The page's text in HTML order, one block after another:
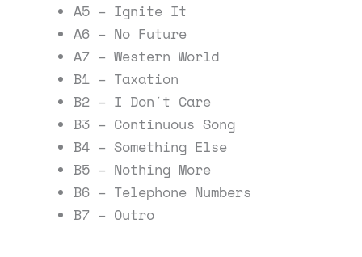
A5 – Ignite It
A6 – No Future
A7 – Western World
B1 – Taxation
B2 – I Don´t Care
B3 – Continuous Song
B4 – Something Else
B5 – Nothing More
B6 – Telephone Numbers
B7 – Outro